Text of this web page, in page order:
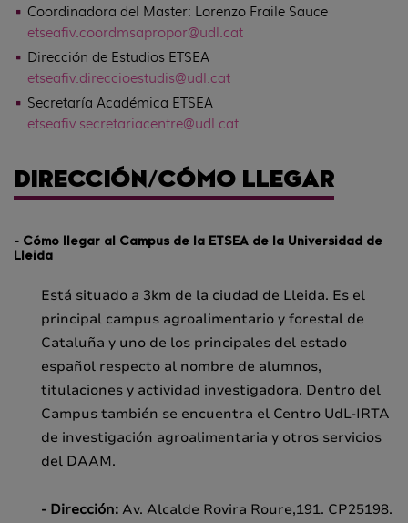
Coordinadora del Master: Lorenzo Fraile Sauce
etseafiv.coordmsapropor@udl.cat
Dirección de Estudios ETSEA
etseafiv.direccioestudis@udl.cat
Secretaría Académica ETSEA
etseafiv.secretariacentre@udl.cat
DIRECCIÓN/CÓMO LLEGAR
- Cómo llegar al Campus de la ETSEA de la Universidad de
Lleida
Está situado a 3km de la ciudad de Lleida. Es el
principal campus agroalimentario y forestal de
Cataluña y uno de los principales del estado
español respecto al nombre de alumnos,
titulaciones y actividad investigadora. Dentro del
Campus también se encuentra el Centro UdL-IRTA
de investigación agroalimentaria y otros servicios
del DAAM.
- Dirección: Av. Alcalde Rovira Roure,191. CP25198.